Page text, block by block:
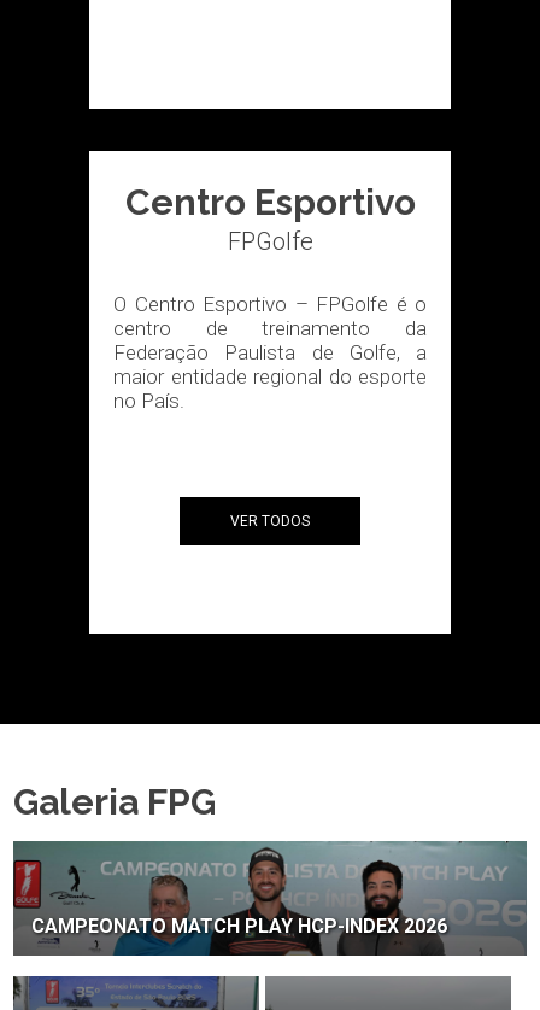
Centro Esportivo
FPGolfe
O Centro Esportivo – FPGolfe é o
centro de treinamento da
Federação Paulista de Golfe, a
maior entidade regional do esporte
no País.
VER TODOS
Galeria FPG
CAMPEONATO MATCH PLAY HCP-INDEX 2026